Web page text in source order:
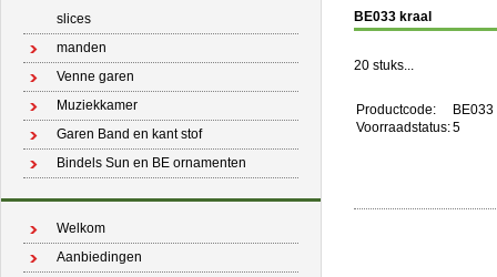
slices
manden
Venne garen
Muziekkamer
Garen Band en kant stof
Bindels Sun en BE ornamenten
Welkom
Aanbiedingen
BE033 kraal
20 stuks...
Productcode:
BE033
Voorraadstatus:5